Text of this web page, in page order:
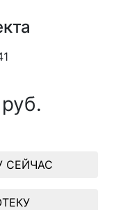
руб.
СЕЙЧАС